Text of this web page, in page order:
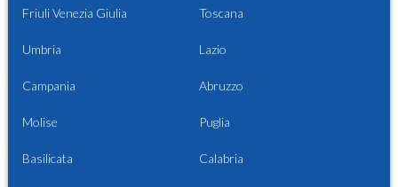
Friuli Venezia Giulia Toscana
Umbria Lazio
Campania Abruzzo
Molise Puglia
Basilicata Calabria